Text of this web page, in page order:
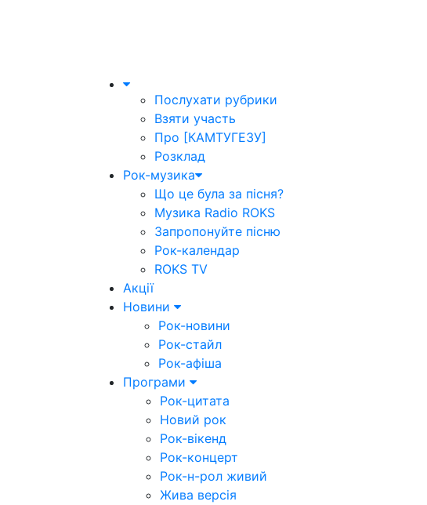
Послухати рубрики
Взяти участь
Про [КАМТУГЕЗУ]
Розклад
Рок-музика
Що це була за пісня?
Музика Radio ROKS
Запропонуйте пісню
Рок-календар
ROKS TV
Акції
Новини
Рок-новини
Рок-стайл
Рок-афіша
Програми
Рок-цитата
Новий рок
Рок-вікенд
Рок-концерт
Рок-н-рол живий
Жива версія